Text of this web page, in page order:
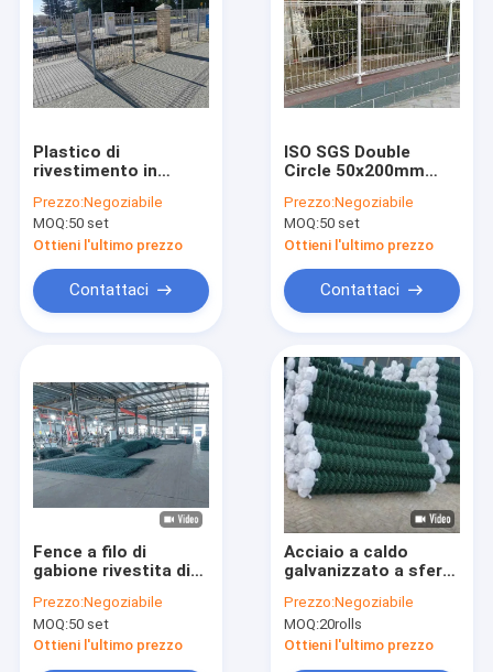
Plastico di
rivestimento in
pianta quadrata a 5
mm
Prezzo:Negoziabile
MOQ:50 set
Ottieni l'ultimo prezzo
Contattaci
ISO SGS Double
Circle 50x200mm
saldata
Prezzo:Negoziabile
MOQ:50 set
Ottieni l'ultimo prezzo
Contattaci
Fence a filo di
gabione rivestita di
Prezzo:Negoziabile
MOQ:50 set
Ottieni l'ultimo prezzo
Acciaio a caldo
galvanizzato a sfera
Filippine
Prezzo:Negoziabile
MOQ:20rolls
Ottieni l'ultimo prezzo